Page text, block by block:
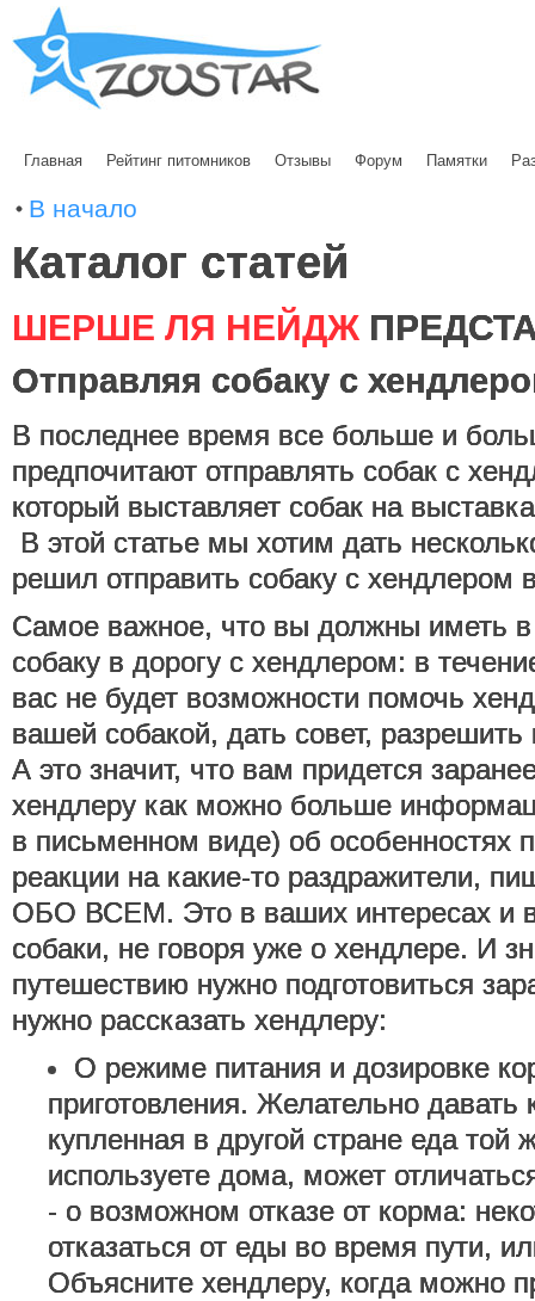
Главная Рейтинг питомников Отзывы Форум Памятки
В начало
Каталог статей
ШЕРШЕ ЛЯ НЕЙДЖ
Отправляя собаку с
В последнее время все больше и
предпочитают отправлять собак с
который выставляет собак на
В этой статье мы хотим дать
решил отправить собаку с хендлером
Самое важное, что вы должны иметь в
собаку в дорогу с хендлером: в
вас не будет возможности помочь
вашей собакой, дать совет,
А это значит, что вам придется
хендлеру как можно больше
в письменном виде) об особенностях
реакции на какие-то раздражители,
ОБО ВСЕМ. Это в ваших интересах и
собаки, не говоря уже о хендлере. И
путешествию нужно подготовиться
нужно рассказать хендлеру:
О режиме питания и дозировке
приготовления. Желательно давать
купленная в другой стране еда той
используете дома, может
- о возможном отказе от корма:
отказаться от еды во время пути,
Объясните хендлеру, когда можно